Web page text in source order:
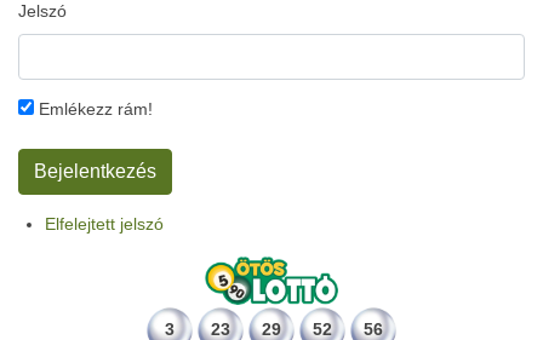
Jelszó
Emlékezz rám!
Elfelejtett jelszó
3 23 29 52 56